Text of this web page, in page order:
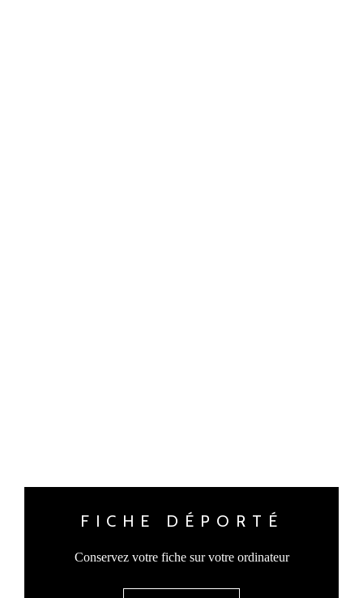
FICHE DÉPORTÉ
Conservez votre fiche sur votre ordinateur